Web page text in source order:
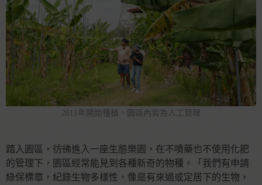
2011年開始種植，園區內皆為人工管理
踏入園區，彷彿進入一座生態樂園，在不噴藥也不使用化肥
的管理下，園區經常能見到各種新奇的物種。「我們有申請
綠保標章，紀錄生物多樣性，像是有來過或定居下的生物，